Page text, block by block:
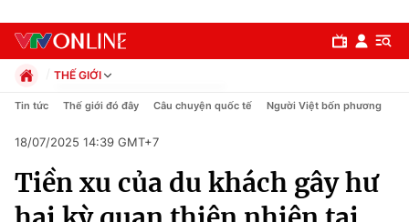
Chuyên mục
Chính trị
THẾ GIỚI
Chính trị
Pháp luật
Kinh tế
Thể thao
Tin tức Thế giới đó đây Câu chuyện quốc tế Người Việt bốn phương
18/07/2025 14:39 GMT+7
Tiền xu của du khách gây hư